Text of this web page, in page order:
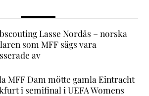
Lasse Nordås – norska
som MFF sägs vara
av
MFF Dam mötte gamla Eintracht
i semifinal i UEFA Womens